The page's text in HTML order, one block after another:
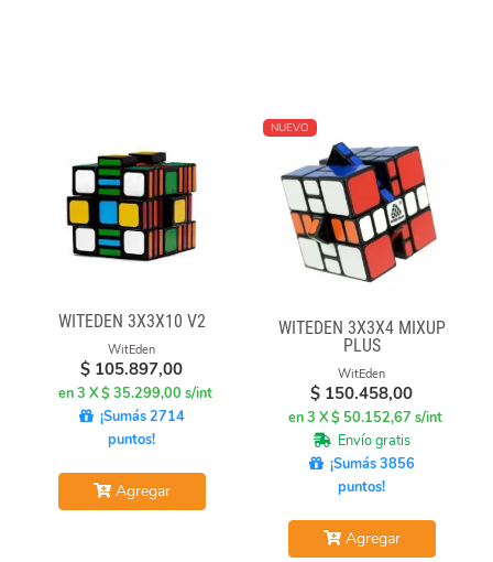
WITEDEN 3X3X10 V2
WitEden
$ 105.897,00
en 3 X $ 35.299,00 s/int
¡Sumás 2714
puntos!
Agregar
NUEVO
WITEDEN 3X3X4 MIXUP
PLUS
WitEden
$ 150.458,00
en 3 X $ 50.152,67 s/int
Envío gratis
¡Sumás 3856
puntos!
Agregar